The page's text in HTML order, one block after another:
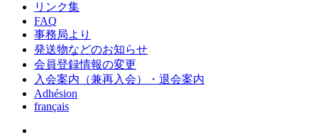
リンク集
FAQ
事務局より
発送物などのお知らせ
会員登録情報の変更
入会案内（兼再入会）・退会案内
Adhésion
français